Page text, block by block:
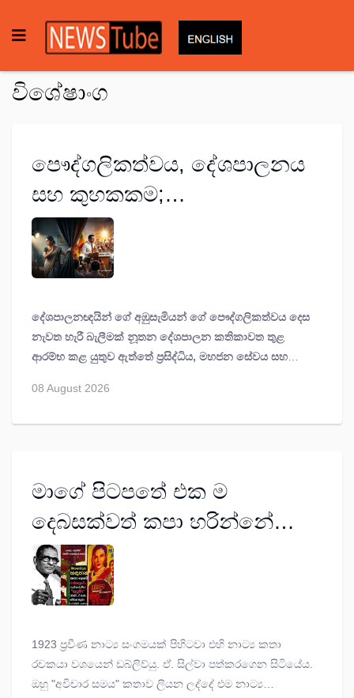
විශේෂාංග
පෞද්ගලිකත්වය, දේශපාලනය
සහ කුහකකම;
දේශපාලනඥයින් ගේ
අඹුසැමියන් ගේ
පෞද්ගලිකත්වය දෙස නැවත
හැරී බැලීමක්
දේශපාලනඥයින් ගේ අඹුසැමියන් ගේ පෞද්ගලිකත්වය දෙස
නැවත හැරී බැලීමක් නූතන දේශපාලන කතිකාවත තුළ
ආරම්භ කළ යුතුව ඇත්තේ ප්‍රසිද්ධිය, මහජන සේවය සහ
ඉලක්කකොට ප්‍රහාරයට ලක්වෙමින් පවතින බැවිනි.
08 August 2026
මාගේ පිටපතේ එක ම
දෙබසක්වත් කපා හරින්නේ
නැත - ඩබ්ලිව්යු. ඒ. සිල්වා
1923 ප්‍රවීණ නාට්‍ය සංගමයක් පිහිටවා එහි නාට්‍ය කතා
රචකයා වශයෙන් ඩබ්ලිව්යු. ඒ. සිල්වා පත්කරගෙන සිටියේය.
ඔහු "අවිචාර සමය" කතාව ලියන ලද්දේ එම නාට්‍ය